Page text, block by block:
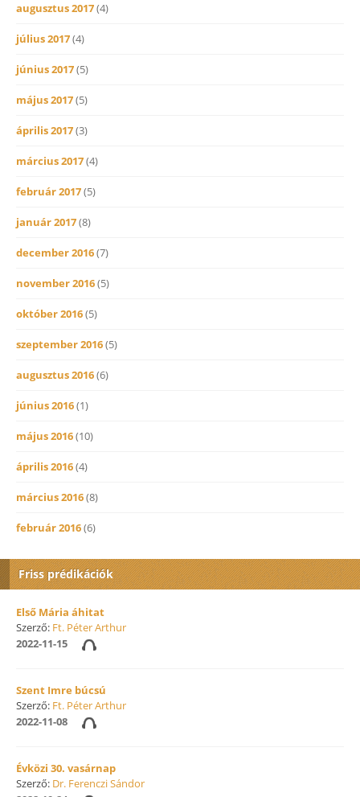
augusztus 2017(4)
július 2017(4)
június 2017(5)
május 2017(5)
április 2017(3)
március 2017(4)
február 2017(5)
január 2017(8)
december 2016(7)
november 2016(5)
október 2016(5)
szeptember 2016(5)
augusztus 2016(6)
június 2016(1)
május 2016(10)
április 2016(4)
március 2016(8)
február 2016(6)
Friss prédikációk
Első Mária áhitat
Szerző: Ft. Péter Arthur
2022-11-15
Szent Imre búcsú
Szerző: Ft. Péter Arthur
2022-11-08
Évközi 30. vasárnap
Szerző: Dr. Ferenczi Sándor